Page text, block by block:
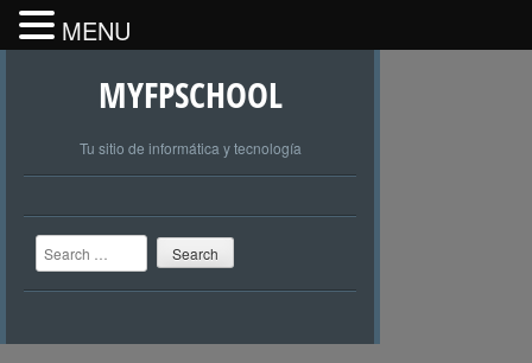
MYFPSCHOOL
Tu sitio de informática y tecnología
Search
MENU